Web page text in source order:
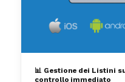
📊 Gestione dei Listini
controllo immediato